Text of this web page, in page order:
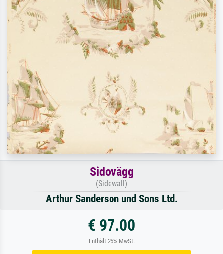
Sidovägg
(Sidewall)
Arthur Sanderson und Sons Ltd.
€ 97.00
Enthält 25% MwSt.